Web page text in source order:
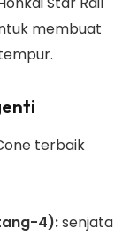
membuat
terbaik
4):senjata